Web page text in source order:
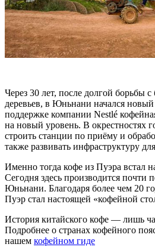
Через 30 лет, после долгой борьбы
деревьев, в Юньнани начался
поддержке компании Nestlé
на новый уровень. В окрестностях
строить станции по приёму и
также развивать инфраструктуру
Именно тогда кофе из Пуэра встал
Сегодня здесь производится почти
Юньнани. Благодаря более чем 20
Пуэр стал настоящей «кофейной
История китайского кофе — лишь
Подробнее о странах кофейного
нашем кофейном гиде